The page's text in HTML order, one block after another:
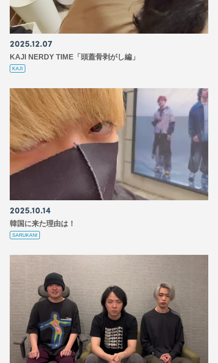
202512 07
KAJI NERDY TIME「頭蓋骨剥がし編」
KAJI
202510 14
韓国に来た理由は！
SARUKANI